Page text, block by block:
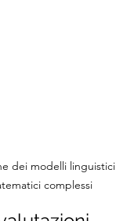
dei modelli linguistici
complessi